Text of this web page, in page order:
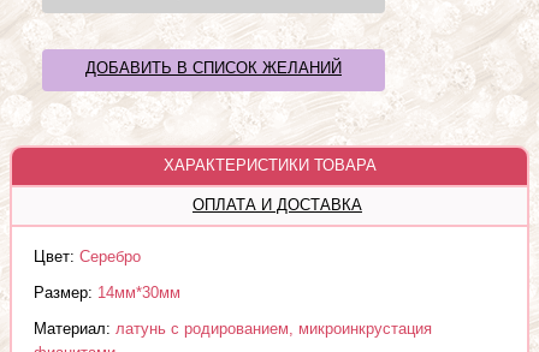
ДОБАВИТЬ В СПИСОК ЖЕЛАНИЙ
ХАРАКТЕРИСТИКИ ТОВАРА
ОПЛАТА И ДОСТАВКА
Цвет: Серебро
Размер: 14мм*30мм
Материал: латунь с родированием, микроинкрустация